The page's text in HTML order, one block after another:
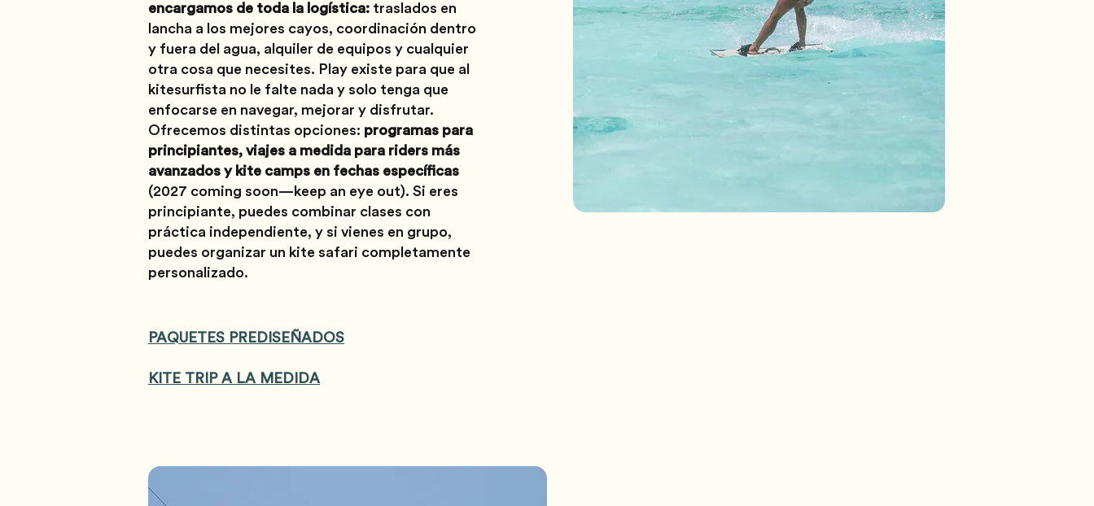
encargamos de toda la logística: traslados en
lancha a los mejores cayos, coordinación dentro
y fuera del agua, alquiler de equipos y cualquier
otra cosa que necesites. Play existe para que al
kitesurfista no le falte nada y solo tenga que
enfocarse en navegar, mejorar y disfrutar.
Ofrecemos distintas opciones: programas para
principiantes, viajes a medida para riders más
avanzados y kite camps en fechas específicas
(2027 coming soon—keep an eye out). Si eres
principiante, puedes combinar clases con
práctica independiente, y si vienes en grupo,
puedes organizar un kite safari completamente
personalizado.
PAQUETES PREDISEÑADOS
KITE TRIP A LA MEDIDA